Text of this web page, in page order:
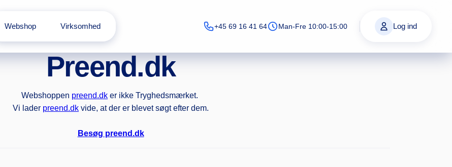
Webshop Virksomhed +45 69 16 41 64 Man-Fre 10:00-15:00 Log ind
Preend.dk
Webshoppen preend.dk er ikke Tryghedsmærket.
Vi lader preend.dk vide, at der er blevet søgt efter dem.
Besøg preend.dk